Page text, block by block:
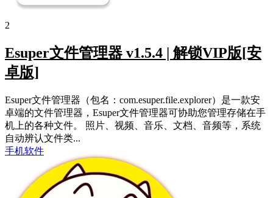
2
Esuper文件管理器 v1.5.4 | 解锁VIP版[安
卓版]
Esuper文件管理器（包名：com.esuper.file.explorer）是一款安
卓端的文件管理器，Esuper文件管理器可协助您管理存储在手
机上的各种文件。 照片、视频、音乐、文档、音频等，系统
自动辨认文件类...
手机软件